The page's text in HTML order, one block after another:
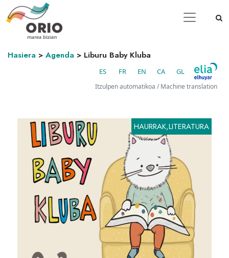
Hasiera > Agenda > Liburu Baby Kluba
ES FR EN CA GL
Itzulpen automatikoa / Machine translation
HAURRAK,LITERATURA